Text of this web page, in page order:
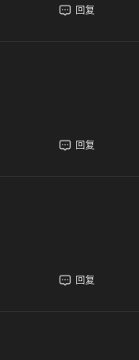
回复
回复
回复